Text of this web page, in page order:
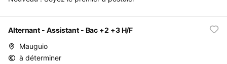
Alternant - Assistant - Bac +2 +3 H/F
Mauguio
à déterminer